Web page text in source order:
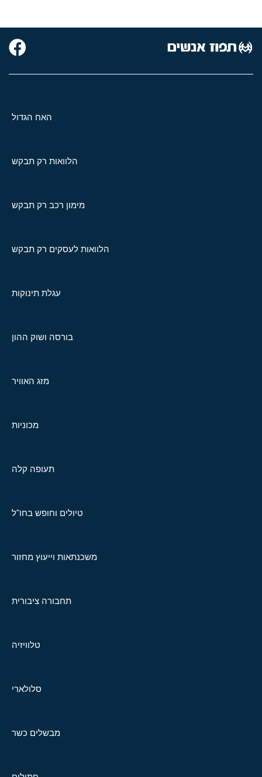
האח הגדול
הלוואות רק תבקש
מימון רכב רק תבקש
הלוואות לעסקים רק תבקש
עגלת תינוקות
בורסה ושוק ההון
מזג האוויר
מכוניות
תעופה קלה
טיולים וחופש בחו"ל
משכנתאות וייעוץ מחזור
תחבורה ציבורית
טלוויזיה
סלולארי
מבשלים כשר